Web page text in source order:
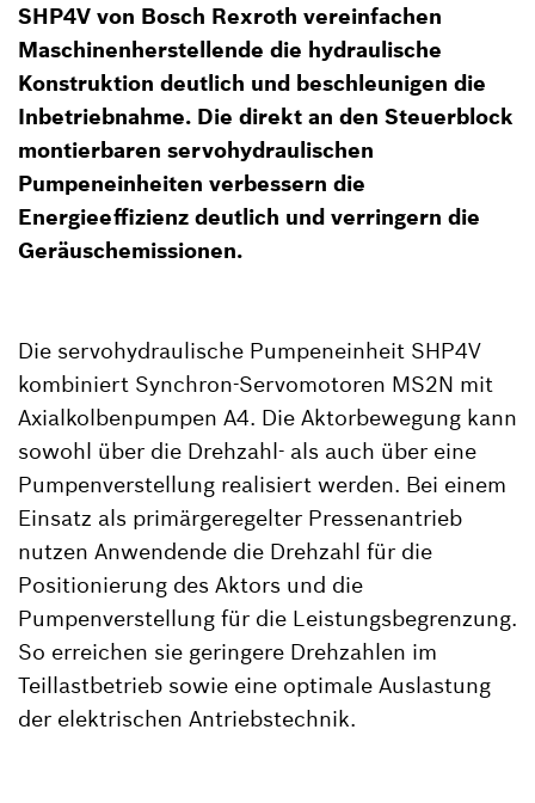
SHP4V von Bosch Rexroth vereinfachen
Maschinenherstellende die hydraulische
Konstruktion deutlich und beschleunigen die
Inbetriebnahme. Die direkt an den Steuerblock
montierbaren servohydraulischen
Pumpeneinheiten verbessern die
Energieeffizienz deutlich und verringern die
Geräuschemissionen.
Die servohydraulische Pumpeneinheit SHP4V
kombiniert Synchron-Servomotoren MS2N mit
Axialkolbenpumpen A4. Die Aktorbewegung kann
sowohl über die Drehzahl- als auch über eine
Pumpenverstellung realisiert werden. Bei einem
Einsatz als primärgeregelter Pressenantrieb
nutzen Anwendende die Drehzahl für die
Positionierung des Aktors und die
Pumpenverstellung für die Leistungsbegrenzung.
So erreichen sie geringere Drehzahlen im
Teillastbetrieb sowie eine optimale Auslastung
der elektrischen Antriebstechnik.